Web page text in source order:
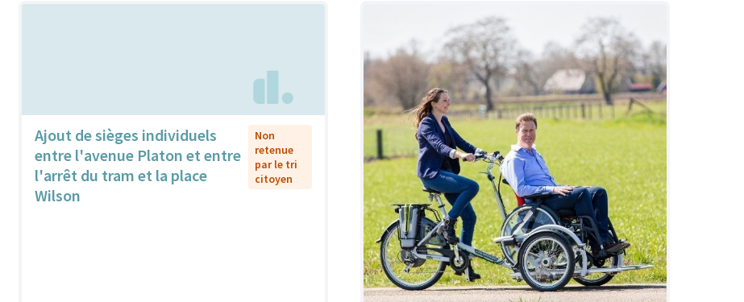
Ajout de sièges individuels
entre l'avenue Platon et entre
l'arrêt du tram et la place
Wilson
Non
retenue
par le tri
citoyen